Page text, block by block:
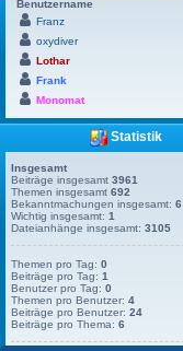
Benutzername
Franz
oxydiver
Lothar
Frank
Monomat
Statistik
Insgesamt
Beiträge insgesamt 3961
Themen insgesamt 692
Bekanntmachungen insgesamt: 6
Wichtig insgesamt: 1
Dateianhänge insgesamt: 3105
Themen pro Tag: 0
Beiträge pro Tag: 1
Benutzer pro Tag: 0
Themen pro Benutzer: 4
Beiträge pro Benutzer: 24
Beiträge pro Thema: 6